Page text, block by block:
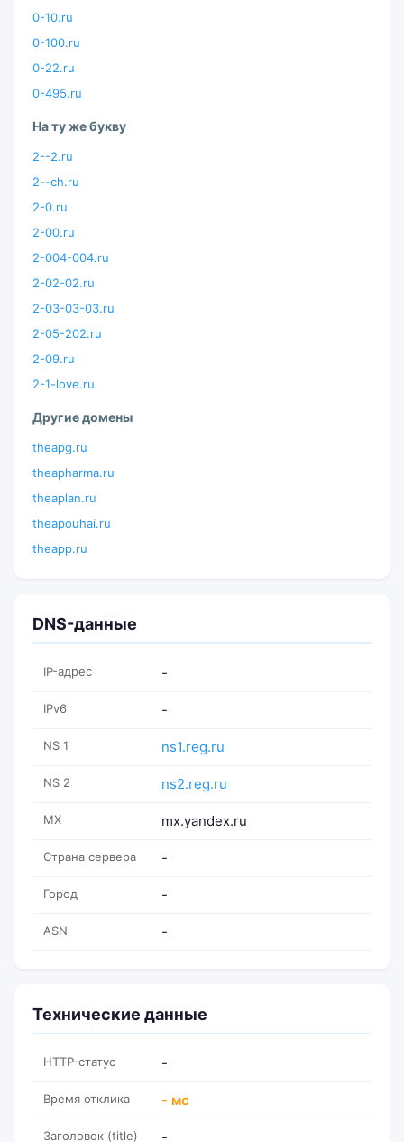
0-10.ru
0-100.ru
0-22.ru
0-495.ru
На ту же букву
2--2.ru
2--ch.ru
2-0.ru
2-00.ru
2-004-004.ru
2-02-02.ru
2-03-03-03.ru
2-05-202.ru
2-09.ru
2-1-love.ru
Другие домены
theapg.ru
theapharma.ru
theaplan.ru
theapouhai.ru
theapp.ru
DNS-данные
IP-адрес -
IPv6 -
NS 1 ns1.reg.ru
NS 2 ns2.reg.ru
MX mx.yandex.ru
Страна сервера -
Город -
ASN -
Технические данные
HTTP-статус -
Время отклика - мс
Заголовок (title) -